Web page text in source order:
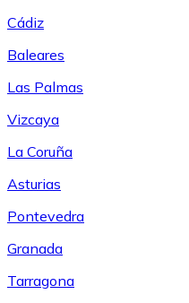
Cádiz
Baleares
Las Palmas
Vizcaya
La Coruña
Asturias
Pontevedra
Granada
Tarragona